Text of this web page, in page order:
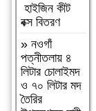
গণবিক্ষোভ
কমলগঞ্জের
শমশেরনগর চা
বাগানে
অতিরিক্ত
মদপানে অসুস্থ
হয়ে যুবকের
হাইজিন কীট
বক্স বিতরণ
»নওগাঁ
পত্নীতলায় ৪
লিটার চোলাইমদ
ও ৭০ লিটার মদ
তৈরির